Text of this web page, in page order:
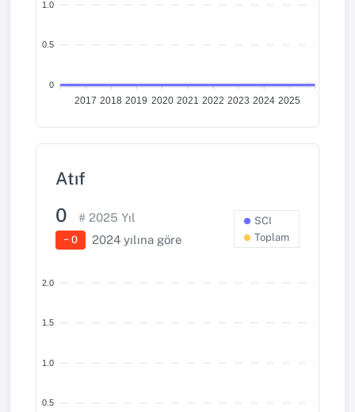
1.0
0.5
0
2017 2018 2019 2020 2021 2022 2023 2024 2025
Atıf
0 # 2025 Yıl
− 0 2024 yılına göre
SCI
Toplam
2.0
1.5
1.0
0.5